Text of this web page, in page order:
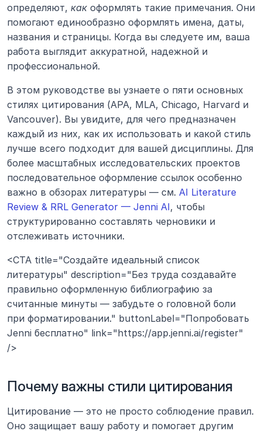
определяют, как оформлять такие примечания. Они
помогают единообразно оформлять имена, даты,
названия и страницы. Когда вы следуете им, ваша
работа выглядит аккуратной, надежной и
профессиональной.
В этом руководстве вы узнаете о пяти основных
стилях цитирования (APA, MLA, Chicago, Harvard и
Vancouver). Вы увидите, для чего предназначен
каждый из них, как их использовать и какой стиль
лучше всего подходит для вашей дисциплины. Для
более масштабных исследовательских проектов
последовательное оформление ссылок особенно
важно в обзорах литературы — см. AI Literature
Review & RRL Generator — Jenni AI, чтобы
структурированно составлять черновики и
отслеживать источники.
<CTA title="Создайте идеальный список
литературы" description="Без труда создавайте
правильно оформленную библиографию за
считанные минуты — забудьте о головной боли
при форматировании." buttonLabel="Попробовать
Jenni бесплатно" link="https://app.jenni.ai/register"
/>
Почему важны стили цитирования
Цитирование — это не просто соблюдение правил.
Оно защищает вашу работу и помогает другим